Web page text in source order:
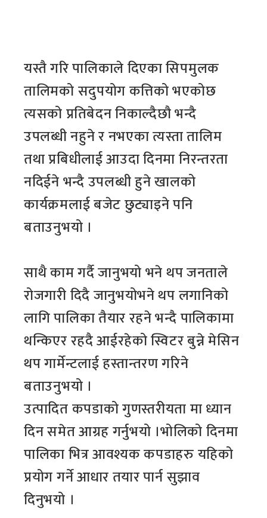
यस्तै गरि पालिकाले दिएका सिपमुलक
तालिमको सदुपयोग कत्तिको भएकोछ
त्यसको प्रतिबेदन निकाल्दैछौ भन्दै
उपलब्धी नहुने र नभएका त्यस्ता तालिम
तथा प्रबिधीलाई आउदा दिनमा निरन्तरता
नदिईने भन्दै उपलब्धी हुने खालको
कार्यक्रमलाई बजेट छुट्याइने पनि
बताउनुभयो ।
साथै काम गर्दै जानुभयो भने थप जनताले
रोजगारी दिदै जानुभयोभने थप लगानिको
लागि पालिका तैयार रहने भन्दै पालिकामा
थन्किएर रहदै आईरहेको स्विटर बुन्ने मेसिन
थप गार्मेन्टलाई हस्तान्तरण गरिने
बताउनुभयो ।
उत्पादित कपडाको गुणस्तरीयता मा ध्यान
दिन समेत आग्रह गर्नुभयो ।भोलिको दिनमा
पालिका भित्र आवश्यक कपडाहरु यहिको
प्रयोग गर्ने आधार तयार पार्न सुझाव
दिनुभयो ।